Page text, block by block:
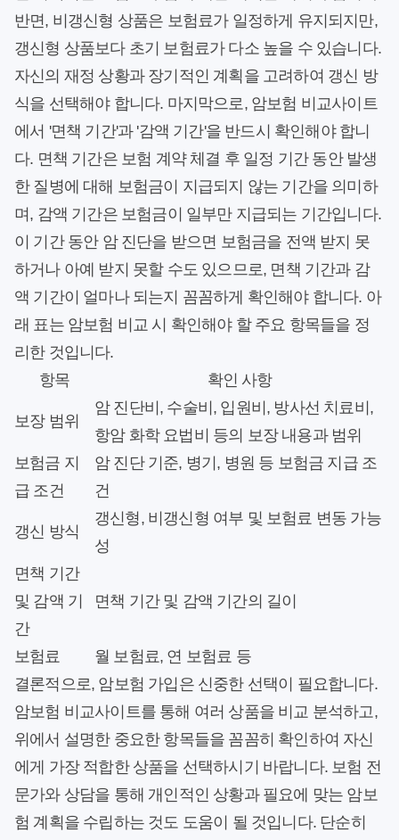
반면, 비갱신형 상품은 보험료가 일정하게 유지되지만,
갱신형 상품보다 초기 보험료가 다소 높을 수 있습니다.
자신의 재정 상황과 장기적인 계획을 고려하여 갱신 방
식을 선택해야 합니다. 마지막으로, 암보험 비교사이트
에서 '면책 기간'과 '감액 기간'을 반드시 확인해야 합니
다. 면책 기간은 보험 계약 체결 후 일정 기간 동안 발생
한 질병에 대해 보험금이 지급되지 않는 기간을 의미하
며, 감액 기간은 보험금이 일부만 지급되는 기간입니다.
이 기간 동안 암 진단을 받으면 보험금을 전액 받지 못
하거나 아예 받지 못할 수도 있으므로, 면책 기간과 감
액 기간이 얼마나 되는지 꼼꼼하게 확인해야 합니다. 아
래 표는 암보험 비교 시 확인해야 할 주요 항목들을 정
리한 것입니다.
항목
확인 사항
보장 범위
암 진단비, 수술비, 입원비, 방사선 치료비,
항암 화학 요법비 등의 보장 내용과 범위
보험금 지
급 조건
암 진단 기준, 병기, 병원 등 보험금 지급 조
건
갱신 방식
갱신형, 비갱신형 여부 및 보험료 변동 가능
성
면책 기간
및 감액 기
간
면책 기간 및 감액 기간의 길이
보험료
월 보험료, 연 보험료 등
결론적으로, 암보험 가입은 신중한 선택이 필요합니다.
암보험 비교사이트를 통해 여러 상품을 비교 분석하고,
위에서 설명한 중요한 항목들을 꼼꼼히 확인하여 자신
에게 가장 적합한 상품을 선택하시기 바랍니다. 보험 전
문가와 상담을 통해 개인적인 상황과 필요에 맞는 암보
험 계획을 수립하는 것도 도움이 될 것입니다. 단순히